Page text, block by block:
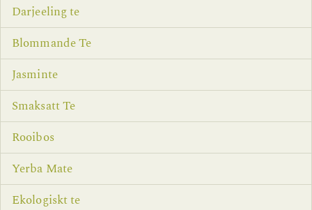
Darjeeling te
Blommande Te
Jasminte
Smaksatt Te
Rooibos
Yerba Mate
Ekologiskt te